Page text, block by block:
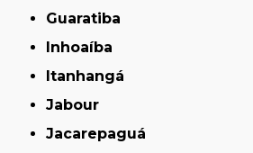
Guaratiba
Inhoaíba
Itanhangá
Jabour
Jacarepaguá